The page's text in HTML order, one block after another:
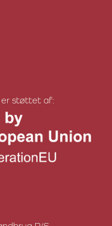
er støttet af: